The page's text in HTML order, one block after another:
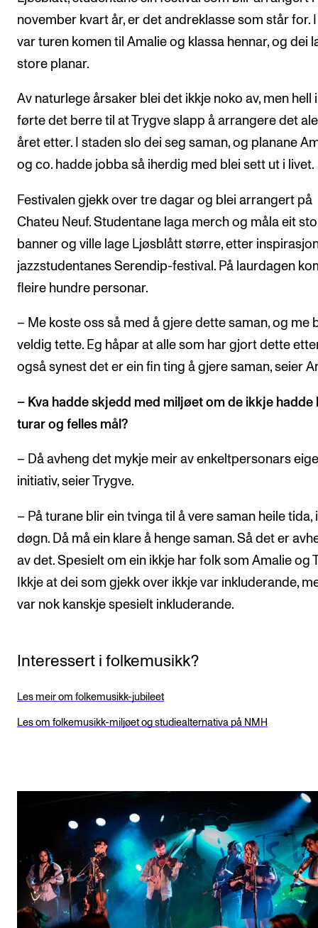
november kvart år, er det andreklasse som står for.
var turen komen til Amalie og klassa hennar, og dei
store planar.
Av naturlege årsaker blei det ikkje noko av, men hell
førte det berre til at Trygve slapp å arrangere det
året etter. I staden slo dei seg saman, og planane
og co. hadde jobba så iherdig med blei sett ut i livet.
Festivalen gjekk over tre dagar og blei arrangert på
Chateu Neuf. Studentane laga merch og måla eit
banner og ville lage Ljøsblått større, etter
jazzstudentanes Serendip-festival. På laurdagen
fleire hundre personar.
– Me koste oss så med å gjere dette saman, og me
veldig tette. Eg håpar at alle som har gjort dette
også synest det er ein fin ting å gjere saman, seier
– Kva hadde skjedd med miljøet om de ikkje hadde
turar og felles mål?
– Då avheng det mykje meir av enkeltpersonars eige
initiativ, seier Trygve.
– På turane blir ein tvinga til å vere saman heile tida,
døgn. Då må ein klare å henge saman. Så det er
av det. Spesielt om ein ikkje har folk som Amalie og
Ikkje at dei som gjekk over ikkje var inkluderande,
var nok kanskje spesielt inkluderande.
Interessert i folkemusikk?
Les meir om folkemusikk-jubileet
Les om folkemusikk-miljøet og studiealternativa på NMH